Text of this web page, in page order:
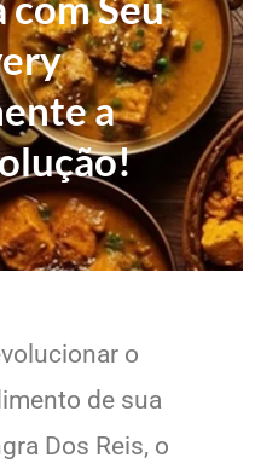
a
o
de sua
Dos Reis, o